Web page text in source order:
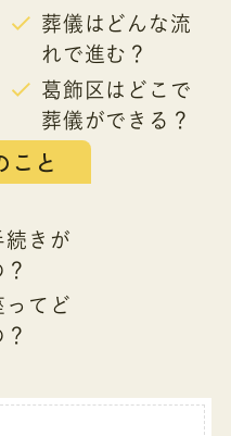
葬儀はどんな流
れで進む？
葛飾区はどこで
葬儀ができる？
こと
続きが
ってど